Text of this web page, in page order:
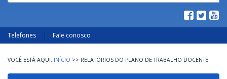
Telefones Fale conosco
INÍCIO >> RELATÓRIOS DO PLANO DE TRABALHO DOCENTE